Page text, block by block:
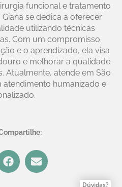
funcional e tratamento
se dedica a oferecer
utilizando técnicas
Com um compromisso
e o aprendizado, ela visa
e melhorar a qualidade
Atualmente, atende em São
humanizado e
Dúvidas?